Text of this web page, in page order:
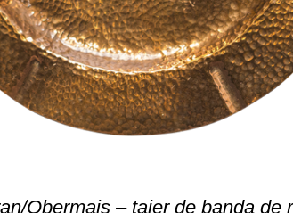
Obermais – taier de banda de